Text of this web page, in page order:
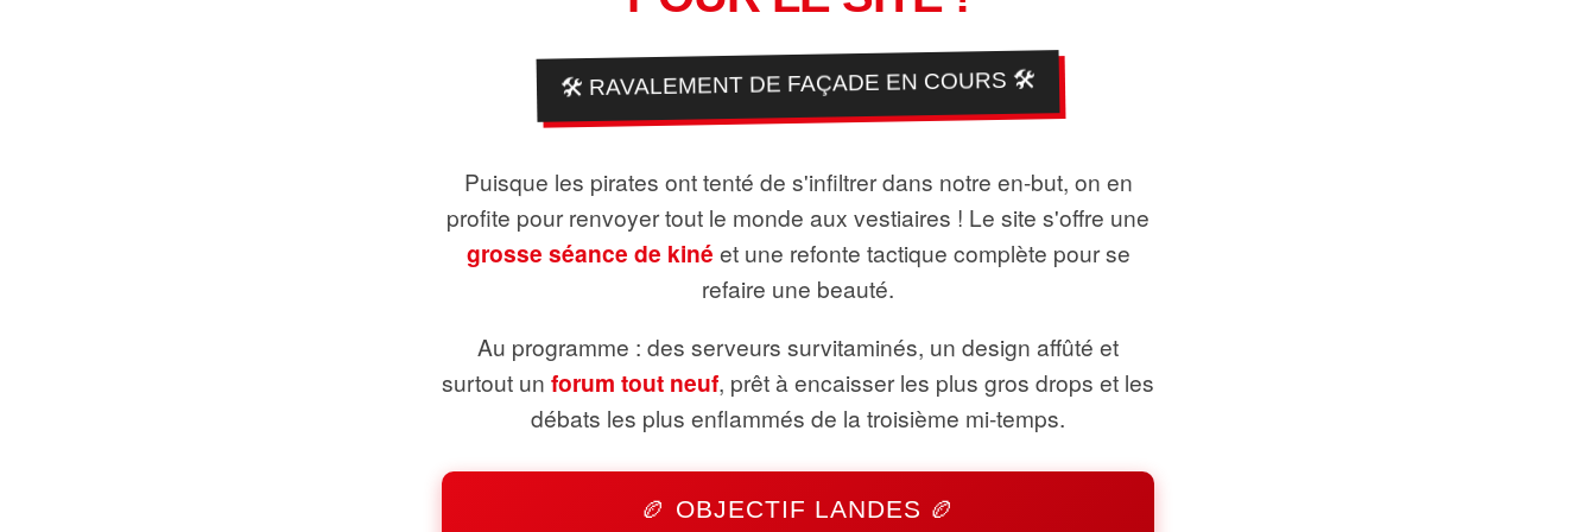
🛠️ RAVALEMENT DE FAÇADE EN COURS 🛠️
Puisque les pirates ont tenté de s'infiltrer dans notre en-but, on en
profite pour renvoyer tout le monde aux vestiaires ! Le site s'offre une
grosse séance de kiné et une refonte tactique complète pour se
refaire une beauté.
Au programme : des serveurs survitaminés, un design affûté et
surtout un forum tout neuf, prêt à encaisser les plus gros drops et les
débats les plus enflammés de la troisième mi-temps.
🏉 OBJECTIF LANDES 🏉